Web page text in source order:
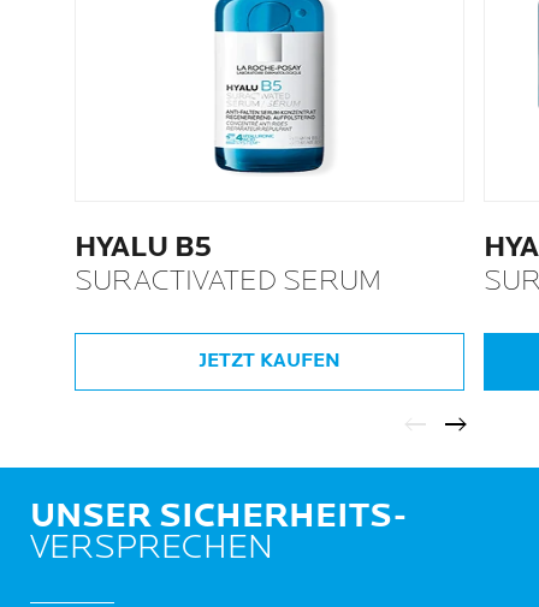
HYALU B5
SURACTIVATED SERUM
JETZT KAUFEN
UNSER SICHERHEITS-
VERSPRECHEN